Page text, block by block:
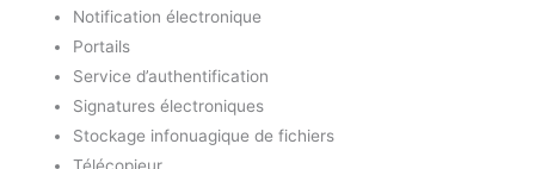
Notification électronique
Portails
Service d’authentification
Signatures électroniques
Stockage infonuagique de fichiers
Télécopieur